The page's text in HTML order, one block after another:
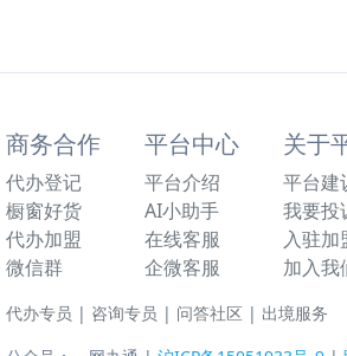
商务合作
代办登记
橱窗好货
代办加盟
微信群
平台中心
平台介绍
AI小助手
在线客服
企微客服
关于
平台建
我要投
入驻加
加入我
代办专员 | 咨询专员 | 问答社区 | 出境服务